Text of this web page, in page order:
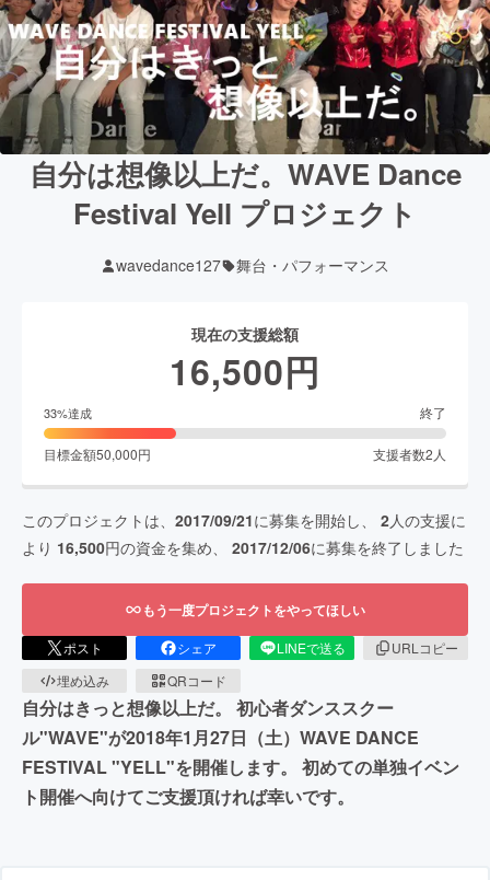
自分は想像以上だ。WAVE Dance
Festival Yell プロジェクト
wavedance127 舞台・パフォーマンス
現在の支援総額
16,500円
33%達成 終了
目標金額50,000円 支援者数2 人
このプロジェクトは、 2017/09/21に募集を開始し、 2人の支援に
より 16,500円の資金を集め、 2017/12/06に募集を終了しました
もう一度プロジェクトをやってほしい
ポスト シェア LINEで送る
URLコピー
埋め込み
QRコード
自分はきっと想像以上だ。 初心者ダンススクー
ル"WAVE"が2018年1月27日（土）WAVE DANCE
FESTIVAL "YELL"を開催します。 初めての単独イベン
ト開催へ向けてご支援頂ければ幸いです。